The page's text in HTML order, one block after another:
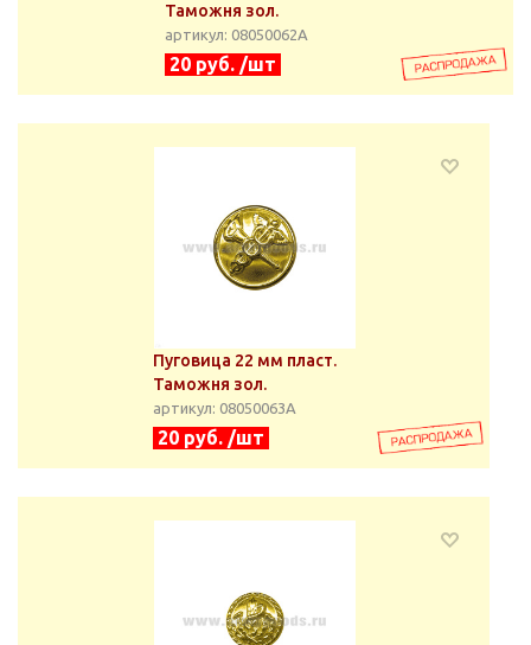
Таможня зол.
артикул: 08050062А
20 руб. /шт
Пуговица 22 мм пласт.
Таможня зол.
артикул: 08050063А
20 руб. /шт